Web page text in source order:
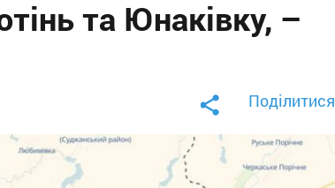
та Юнаківку, –
Поділитися